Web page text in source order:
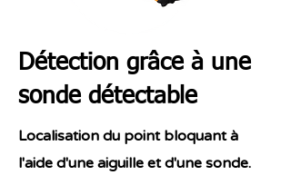
Détection grâce à une
sonde détectable
Localisation du point bloquant à
l'aide d'une aiguille et d'une sonde.